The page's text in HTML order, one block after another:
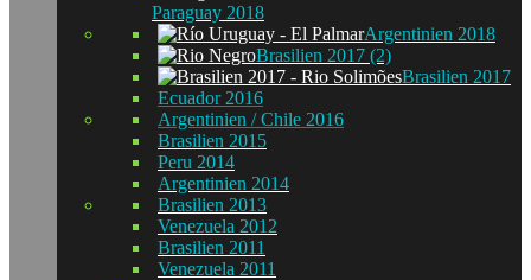
Paraguay 2018
Argentinien 2018
Brasilien 2017 (2)
Brasilien 2017
Ecuador 2016
Argentinien / Chile 2016
Brasilien 2015
Peru 2014
Argentinien 2014
Brasilien 2013
Venezuela 2012
Brasilien 2011
Venezuela 2011